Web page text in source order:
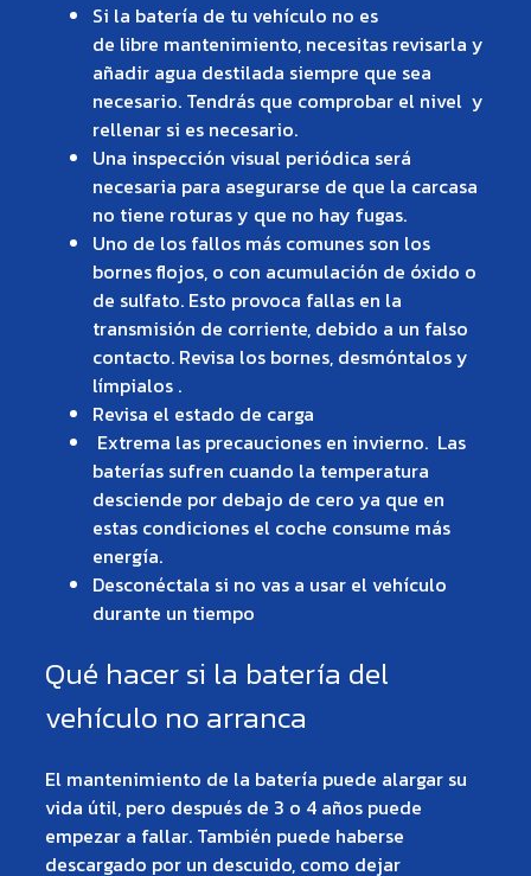
Si la batería de tu vehículo no es
de libre mantenimiento, necesitas revisarla y
añadir agua destilada siempre que sea
necesario. Tendrás que comprobar el nivel y
rellenar si es necesario.
Una inspección visual periódica será
necesaria para asegurarse de que la carcasa
no tiene roturas y que no hay fugas.
Uno de los fallos más comunes son los
bornes flojos, o con acumulación de óxido o
de sulfato. Esto provoca fallas en la
transmisión de corriente, debido a un falso
contacto. Revisa los bornes, desmóntalos y
límpialos .
Revisa el estado de carga
Extrema las precauciones en invierno. Las
baterías sufren cuando la temperatura
desciende por debajo de cero ya que en
estas condiciones el coche consume más
energía.
Desconéctala si no vas a usar el vehículo
durante un tiempo
Qué hacer si la batería del
vehículo no arranca
El mantenimiento de la batería puede alargar su
vida útil, pero después de 3 o 4 años puede
empezar a fallar. También puede haberse
descargado por un descuido, como dejar